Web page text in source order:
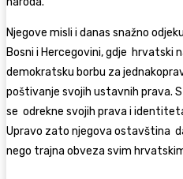
Njegove misli i danas snažno
Bosni i Hercegovini, gdje hrvatski
demokratsku borbu za
poštivanje svojih ustavnih prava.
se odrekne svojih prava i
Upravo zato njegova ostavština
nego trajna obveza svim